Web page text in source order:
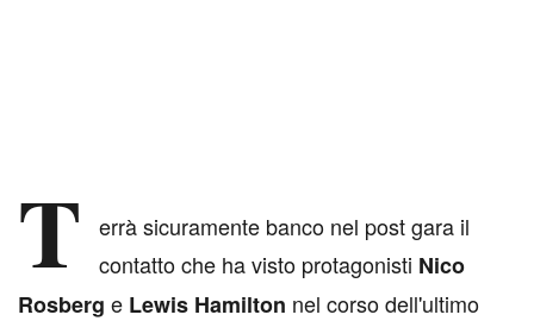
T
errà sicuramente banco nel post gara il
contatto che ha visto protagonisti Nico
Rosberg e Lewis Hamilton nel corso dell'ultimo